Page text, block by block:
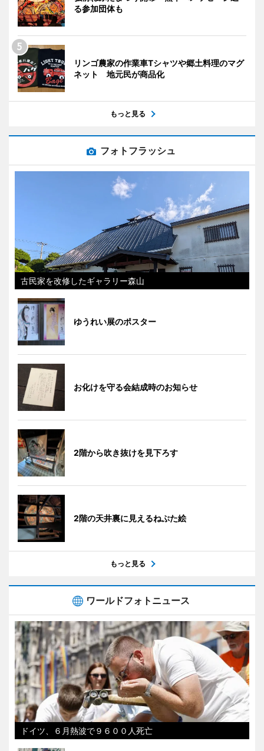
る参加団体も
リンゴ農家の作業車Tシャツや郷土料理のマグ
ネット 地元民が商品化
もっと見る
フォトフラッシュ
古民家を改修したギャラリー森山
ゆうれい展のポスター
お化けを守る会結成時のお知らせ
2階から吹き抜けを見下ろす
2階の天井裏に見えるねぷた絵
もっと見る
ワールドフォトニュース
ドイツ、６月熱波で９６００人死亡